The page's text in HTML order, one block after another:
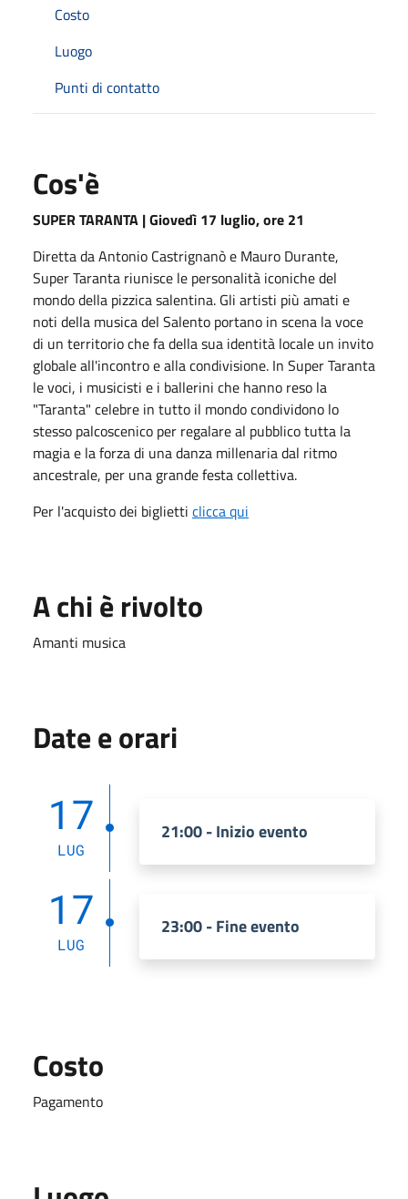
Costo
Luogo
Punti di contatto
Cos'è
SUPER TARANTA |Giovedì 17 luglio, ore 21
Diretta da Antonio Castrignanò e Mauro Durante,
Super Taranta riunisce le personalità iconiche del
mondo della pizzica salentina. Gli artisti più amati e
noti della musica del Salento portano in scena la voce
di un territorio che fa della sua identità locale un invito
globale all'incontro e alla condivisione. In Super Taranta
le voci, i musicisti e i ballerini che hanno reso la
"Taranta" celebre in tutto il mondo condividono lo
stesso palcoscenico per regalare al pubblico tutta la
magia e la forza di una danza millenaria dal ritmo
ancestrale, per una grande festa collettiva.
Per l'acquisto dei biglietti clicca qui
A chi è rivolto
Amanti musica
Date e orari
17
LUG
21:00 - Inizio evento
17
LUG
23:00 - Fine evento
Costo
Pagamento